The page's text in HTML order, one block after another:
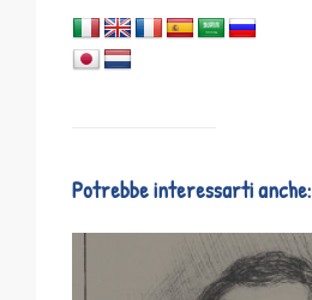
Potrebbe interessarti anche: